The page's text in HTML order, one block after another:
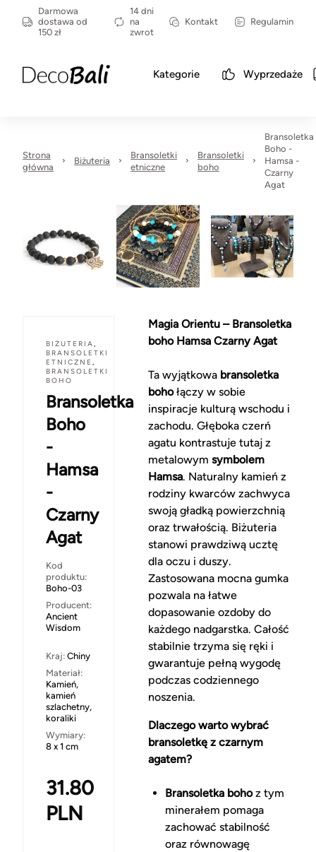
Darmowa
dostawa od
150 zł
14 dni
na
zwrot
Kontakt Regulamin
Kategorie Wyprzedaże
Strona
główna
Biżuteria
Bransoletki
etniczne
Bransoletki
boho
Bransoletka
Boho -
Hamsa -
Czarny
Agat
BIŻUTERIA,
BRANSOLETKI
ETNICZNE ,
BRANSOLETKI
BOHO
Bransoletka
Boho
-
Hamsa
-
Czarny
Agat
Kod
produktu:
Boho-03
Producent:
Ancient
Wisdom
Kraj: Chiny
Materiał:
Kamień,
kamień
szlachetny,
koraliki
Wymiary:
8 x 1 cm
31.80
PLN
Magia Orientu – Bransoletka
boho Hamsa Czarny Agat
Ta wyjątkowa bransoletka
bohołączy w sobie
inspiracje kulturą wschodu i
zachodu. Głęboka czerń
agatu kontrastuje tutaj z
metalowym symbolem
Hamsa. Naturalny kamień z
rodziny kwarców zachwyca
swoją gładką powierzchnią
oraz trwałością. Biżuteria
stanowi prawdziwą ucztę
dla oczu i duszy.
Zastosowana mocna gumka
pozwala na łatwe
dopasowanie ozdoby do
każdego nadgarstka. Całość
stabilnie trzyma się ręki i
gwarantuje pełną wygodę
podczas codziennego
noszenia.
Dlaczego warto wybrać
bransoletkę z czarnym
agatem?
Bransoletka bohoz tym
minerałem pomaga
zachować stabilność
oraz równowagę